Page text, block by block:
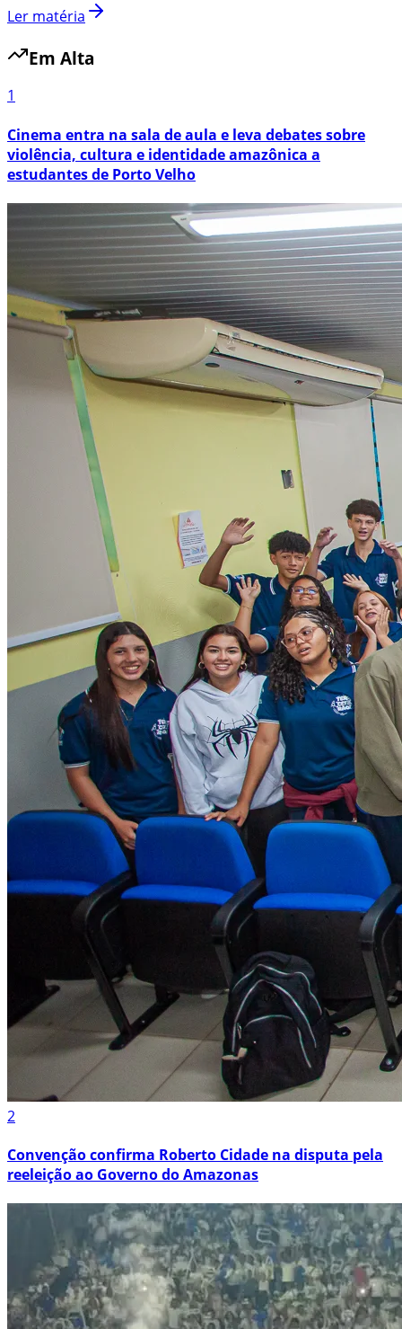
Ler matéria
Em Alta
1
Cinema entra na sala de aula e leva debates sobre
violência, cultura e identidade amazônica a
estudantes de Porto Velho
2
Convenção confirma Roberto Cidade na disputa pela
reeleição ao Governo do Amazonas